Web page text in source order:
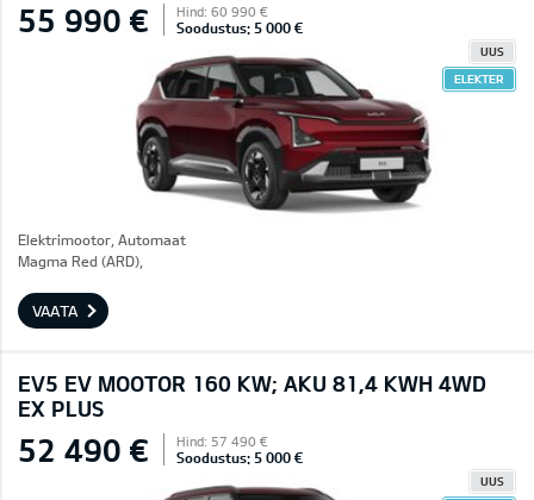
55 990 € Hind: 60 990 €
Soodustus: 5 000 €
UUS
ELEKTER
Elektrimootor, Automaat
Magma Red (ARD),
VAATA
EV5 EV MOOTOR 160 KW; AKU 81,4 KWH 4WD
EX PLUS
52 490 € Hind: 57 490 €
Soodustus: 5 000 €
UUS